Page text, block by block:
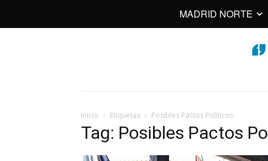
MADRID NORTE
Inicio Etiquetas Posibles Pactos Políticos
Tag: Posibles Pactos